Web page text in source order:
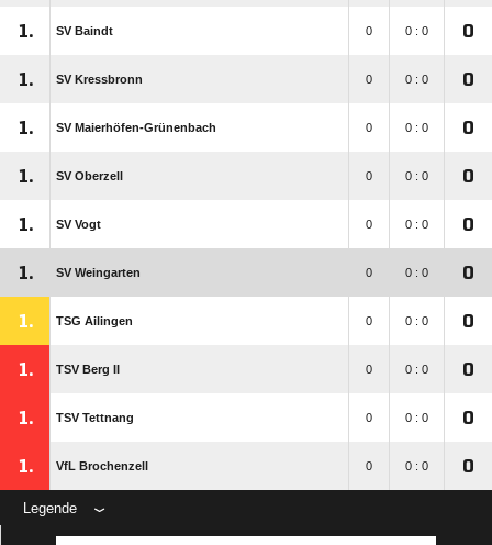
1. SV Baindt 0 0 : 0 0
1. SV Kressbronn 0 0 : 0 0
1. SV Maierhöfen-Grünenbach 0 0 : 0 0
1. SV Oberzell 0 0 : 0 0
1. SV Vogt 0 0 : 0 0
1. SV Weingarten 0 0 : 0 0
1. TSG Ailingen 0 0 : 0 0
1. TSV Berg II 0 0 : 0 0
1. TSV Tettnang 0 0 : 0 0
1. VfL Brochenzell 0 0 : 0 0
Legende